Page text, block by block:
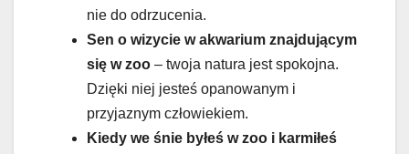
nie do odrzucenia.
Sen o wizycie w akwarium znajdującym
się w zoo – twoja natura jest spokojna.
Dzięki niej jesteś opanowanym i
przyjaznym człowiekiem.
Kiedy we śnie byłeś w zoo i karmiłeś